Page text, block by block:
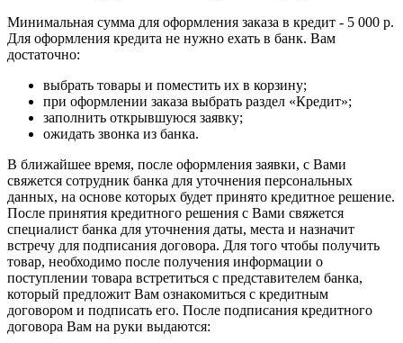
Минимальная сумма для оформления заказа в кредит - 5 000 р.
Для оформления кредита не нужно ехать в банк. Вам
достаточно:
выбрать товары и поместить их в корзину;
при оформлении заказа выбрать раздел «Кредит»;
заполнить открывшуюся заявку;
ожидать звонка из банка.
В ближайшее время, после оформления заявки, с Вами
свяжется сотрудник банка для уточнения персональных
данных, на основе которых будет принято кредитное решение.
После принятия кредитного решения с Вами свяжется
специалист банка для уточнения даты, места и назначит
встречу для подписания договора. Для того чтобы получить
товар, необходимо после получения информации о
поступлении товара встретиться с представителем банка,
который предложит Вам ознакомиться с кредитным
договором и подписать его. После подписания кредитного
договора Вам на руки выдаются: